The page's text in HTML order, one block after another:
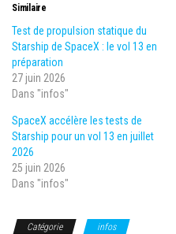
Similaire
Test de propulsion statique du
Starship de SpaceX : le vol 13 en
préparation
27 juin 2026
Dans "infos"
SpaceX accélère les tests de
Starship pour un vol 13 en juillet
2026
25 juin 2026
Dans "infos"
Catégorie infos